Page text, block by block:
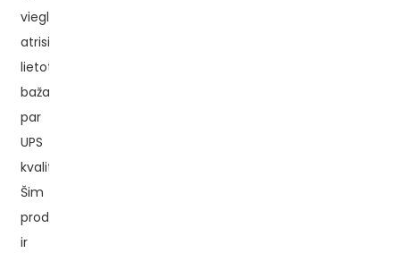
viegli
atrisināt
lietotāju
bažas
par
UPS
kvalitāti?
Šim
produktam
ir